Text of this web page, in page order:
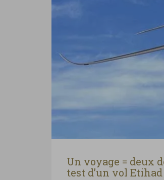
Un voyage = deux
test d’un vol Etihad